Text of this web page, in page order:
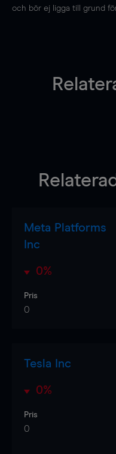
och bör ej ligga till grund
Meta Platforms
Inc
0%
Pris
0
Tesla Inc
0%
Pris
0